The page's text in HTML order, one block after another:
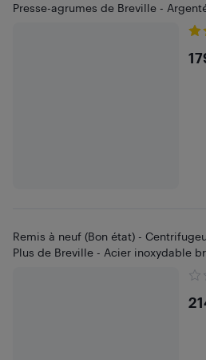
Presse-agrumes de Breville -
Remis à neuf (Bon état) -
Plus de Breville - Acier inoxydable